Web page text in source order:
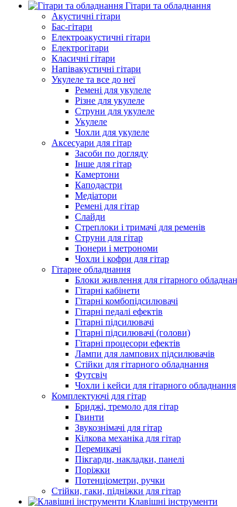
Гітари та обладнання
Акустичні гітари
Бас-гітари
Електроакустичні гітари
Електрогітари
Класичні гітари
Напівакустичні гітари
Укулеле та все до неї
Ремені для укулеле
Різне для укулеле
Струни для укулеле
Укулеле
Чохли для укулеле
Аксесуари для гітар
Засоби по догляду
Інше для гітар
Камертони
Каподастри
Медіатори
Ремені для гітар
Слайди
Стреплоки і тримачі для ременів
Струни для гітар
Тюнери і метрономи
Чохли і кофри для гітар
Гітарне обладнання
Блоки живлення для гітарного
Гітарні кабінети
Гітарні комбопідсилювачі
Гітарні педалі ефектів
Гітарні підсилювачі
Гітарні підсилювачі (голови)
Гітарні процесори ефектів
Лампи для лампових підсилювачів
Стійки для гітарного обладнання
Футсвіч
Чохли і кейси для гітарного обладнання
Комплектуючі для гітар
Бриджі, тремоло для гітар
Гвинти
Звукознімачі для гітар
Кілкова механіка для гітар
Перемикачі
Пікгарди, накладки, панелі
Поріжки
Потенціометри, ручки
Стійки, гаки, підніжки для гітар
Клавішні інструменти